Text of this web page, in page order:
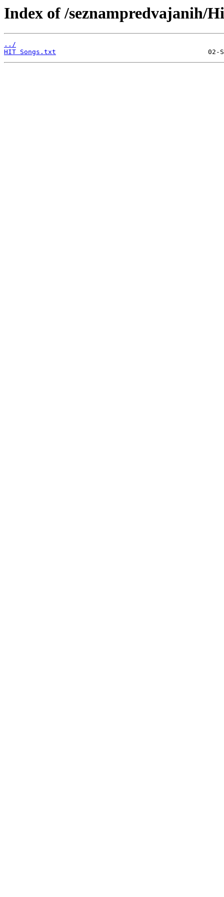
Index of /seznampredvajanih/
../
HIT Songs.txt